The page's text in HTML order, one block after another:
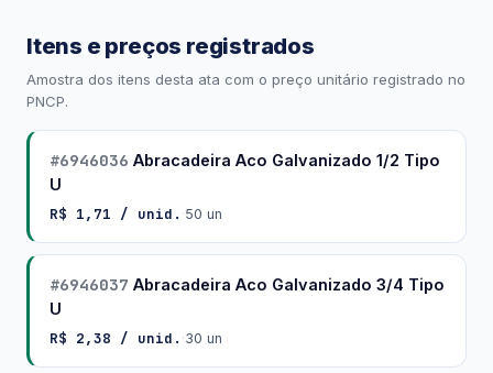
Itens e preços registrados
Amostra dos itens desta ata com o preço unitário registrado no
PNCP.
#6946036 Abracadeira Aco Galvanizado 1/2 Tipo
U
R$ 1,71 / unid. ·50 un
#6946037 Abracadeira Aco Galvanizado 3/4 Tipo
U
R$ 2,38 / unid. ·30 un